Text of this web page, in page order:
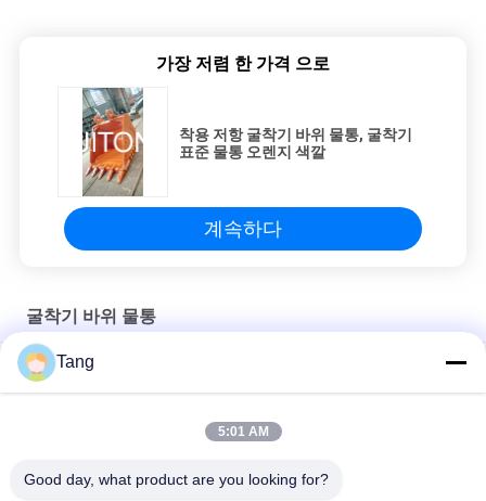
가장 저렴 한 가격 으로
착용 저항 굴착기 바위 물통, 굴착기
표준 물통 오렌지 색깔
계속하다
굴착기 바위 물통
20 톤 굴삭기를 위한 고강도 NM400 물질 36 인치 바위 버킷
Tang
5:01 AM
Good day, what product are you looking for?